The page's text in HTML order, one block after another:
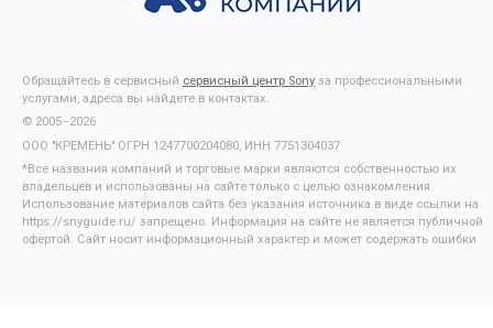
Обращайтесь в сервисный сервисный центр Sony за профессиональными
услугами, адреса вы найдете в контактах.
© 2005–2026
ООО "КРЕМЕНЬ" ОГРН 1247700204080, ИНН 7751304037
*Все названия компаний и торговые марки являются собственностью их
владельцев и использованы на сайте только с целью ознакомления.
Использование материалов сайта без указания источника в виде ссылки на
https://snyguide.ru/ запрещено. Информация на сайте не является публичной
офертой. Сайт носит информационный характер и может содержать ошибки